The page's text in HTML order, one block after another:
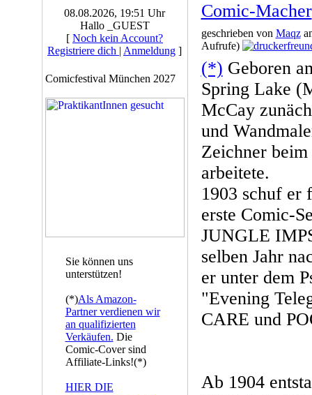
08.08.2026, 19:51 Uhr
Hallo _GUEST
[ Noch kein Account?
Registriere dich | Anmeldung ]
Comicfestival München 2027
Sie können uns
unterstützen!
(*)Als Amazon-
Partner verdienen wir
an qualifizierten
Verkäufen. Die
Comic-Cover sind
Affiliate-Links!(*)
HIER DIE
Comic-Macher
geschrieben von Maqz
Aufrufe)
(*) Geboren
Spring Lake
McCay
und
Zeichner
arbeitete.
1903 schuf er
erste Comic-
JUNGLE
selben Jahr
er unter dem
"Evening
CARE und
Ab 1904